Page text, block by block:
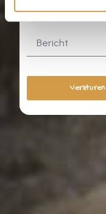
Versturen